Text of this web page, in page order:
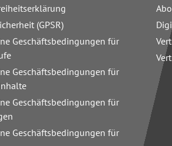
(GPSR)
Geschäftsbedingungen für
Geschäftsbedingungen für
Geschäftsbedingungen für
Geschäftsbedingungen für